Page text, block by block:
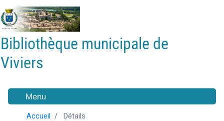
principal
Bibliothèque municipale de
Viviers
Menu
Accueil Détails